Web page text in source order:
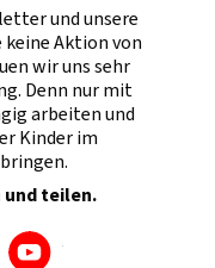
und unsere
keine Aktion von
wir uns sehr
Denn nur mit
arbeiten und
Kinder im
teilen.
TwitterYoutube